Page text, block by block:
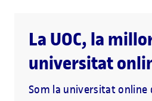
La UOC, la
universitat
Som la universitat online